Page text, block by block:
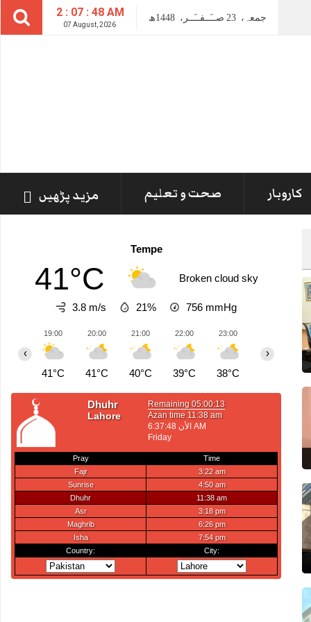
2 : 07 : 49 AM
07 August, 2026
جمعہ، 23 صــَــفــَــر، 1448ھ
کاروبار صحت و تعلیم مزید پڑھیں
Tempe
41°C Broken cloud sky
3.8 m/s 21% 756 mmHg
19:00
41°C
20:00
41°C
21:00
40°C
22:00
39°C
23:00
38°C
‹ ›